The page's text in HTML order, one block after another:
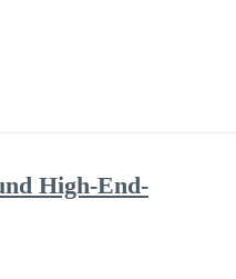
High-End-